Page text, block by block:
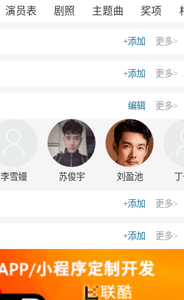
演员表 剧照 主题曲 奖项
更多>
+添加
更多>
+添加
更多>
编辑
李雪嫚 苏俊宇 刘盈池
更多>
+添加
更多>
+添加